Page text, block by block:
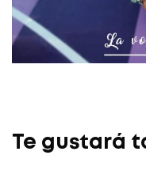
Te gustará